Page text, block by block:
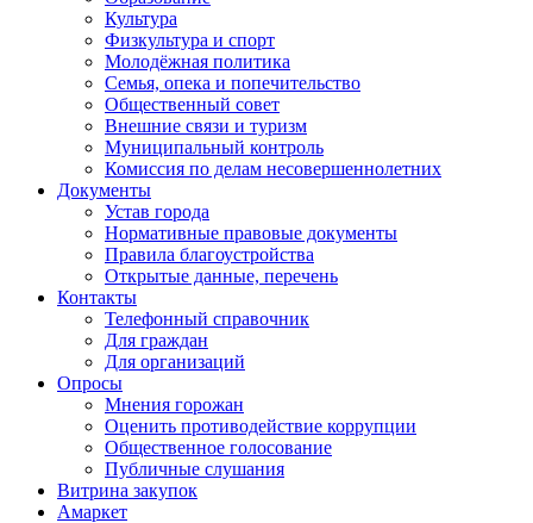
Культура
Физкультура и спорт
Молодёжная политика
Семья, опека и попечительство
Общественный совет
Внешние связи и туризм
Муниципальный контроль
Комиссия по делам несовершеннолетних
Документы
Устав города
Нормативные правовые документы
Правила благоустройства
Открытые данные, перечень
Контакты
Телефонный справочник
Для граждан
Для организаций
Опросы
Мнения горожан
Оценить противодействие коррупции
Общественное голосование
Публичные слушания
Витрина закупок
Амаркет